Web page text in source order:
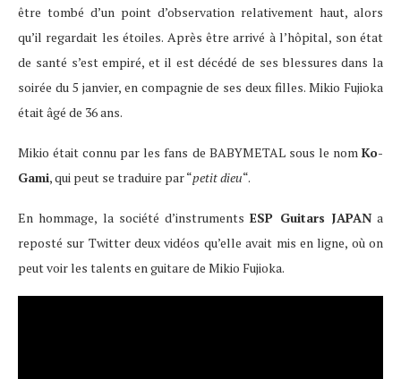
être tombé d’un point d’observation relativement haut, alors
qu’il regardait les étoiles. Après être arrivé à l’hôpital, son état
de santé s’est empiré, et il est décédé de ses blessures dans la
soirée du 5 janvier, en compagnie de ses deux filles. Mikio Fujioka
était âgé de 36 ans.
Mikio était connu par les fans de BABYMETAL sous le nom Ko-
Gami, qui peut se traduire par “petit dieu“.
En hommage, la société d’instrumentsESP Guitars JAPANa
reposté sur Twitter deux vidéos qu’elle avait mis en ligne, où on
peut voir les talents en guitare de Mikio Fujioka.